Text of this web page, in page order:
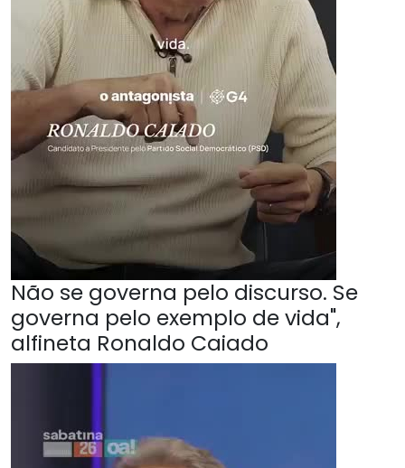
Não se governa pelo discurso. Se
governa pelo exemplo de vida",
alfineta Ronaldo Caiado